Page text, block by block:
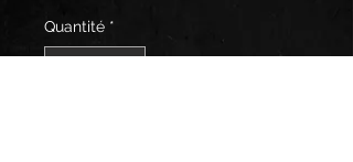
Quantité *